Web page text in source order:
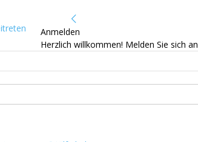
Anmelden
Herzlich willkommen! Melden Sie sich an